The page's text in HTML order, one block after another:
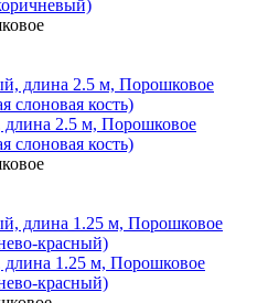
2.5 м, Порошковое
слоновая кость)
1.25 м, Порошковое
красный)